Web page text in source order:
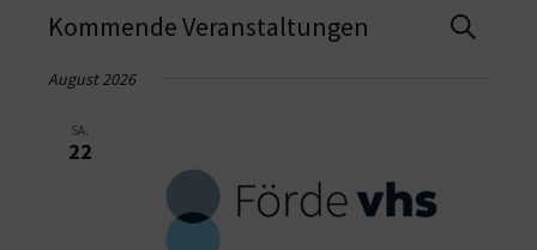
Suche
Kommende Veranstaltungen
August 2026
SA.
22